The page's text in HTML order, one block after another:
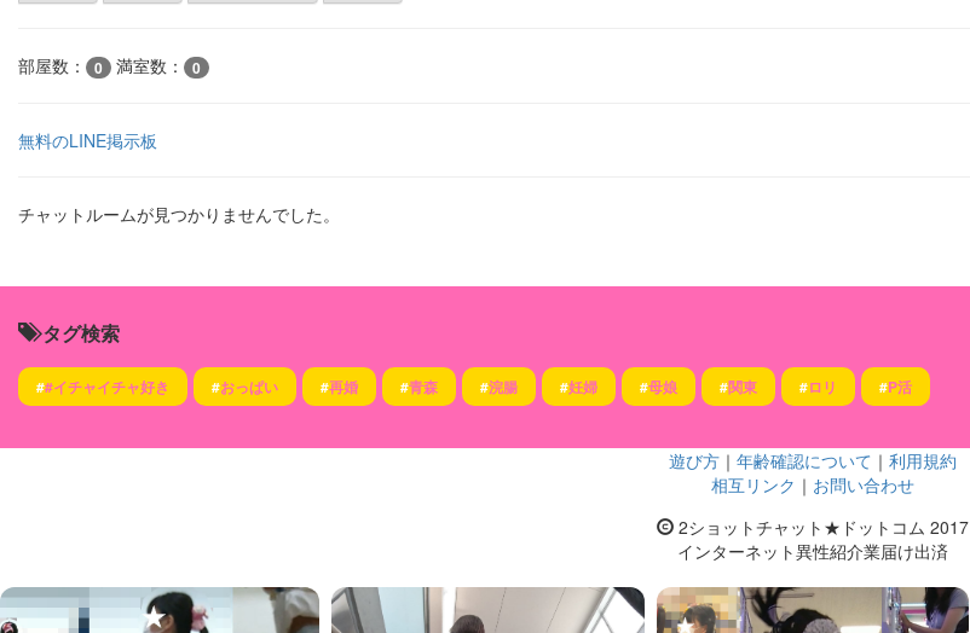
部屋数： 0 満室数： 0
無料のLINE掲示板
チャットルームが見つかりませんでした。
タグ検索
##イチャイチャ好き #おっぱい #再婚 #青森 #浣腸 #妊婦 #母娘 #関東 #ロリ #P活
遊び方 ｜ 年齢確認について ｜ 利用規約
相互リンク ｜ お問い合わせ
2ショットチャット★ドットコム 2017
インターネット異性紹介業届け出済